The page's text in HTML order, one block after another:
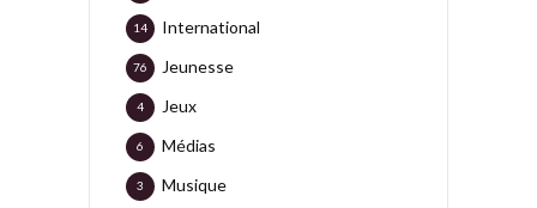
International
14
Jeunesse
76
Jeux
4
Médias
6
Musique
3